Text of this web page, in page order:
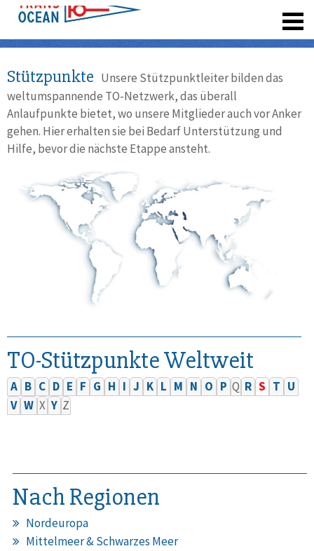
Stützpunkte Unsere Stützpunktleiter bilden das
weltumspannende TO-Netzwerk, das überall
Anlaufpunkte bietet, wo unsere Mitglieder auch vor Anker
gehen. Hier erhalten sie bei Bedarf Unterstützung und
Hilfe, bevor die nächste Etappe ansteht.
TO-Stützpunkte Weltweit
A B C D E F G H I J K L M N O P Q R S T U
V W X Y Z
Nach Regionen
Nordeuropa
Mittelmeer & Schwarzes Meer